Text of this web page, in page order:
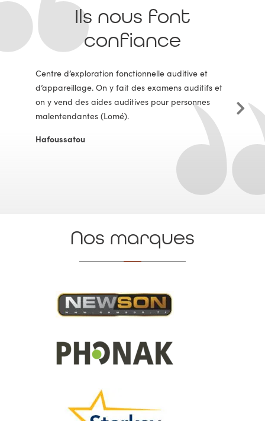
Ils nous font
confiance
Centre d’exploration fonctionnelle auditive et
d’appareillage. On y fait des examens auditifs et
on y vend des aides auditives pour personnes
malentendantes (Lomé).
Hafoussatou
Nos marques